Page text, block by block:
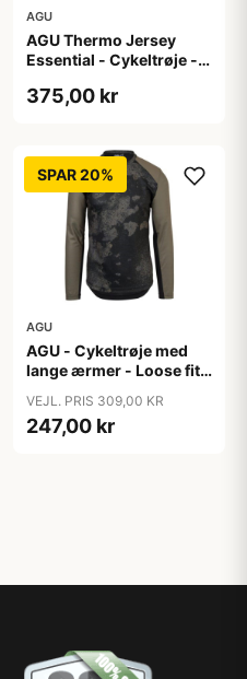
AGU
AGU Thermo Jersey
Essential - Cykeltrøje -
XL
375,00 kr
SPAR 20%
AGU
AGU - Cykeltrøje med
lange ærmer - Loose fit -
VEJL. PRIS 309,00 KR
247,00 kr